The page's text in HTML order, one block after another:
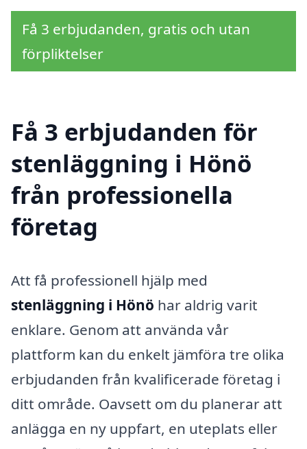
Få 3 erbjudanden, gratis och utan
förpliktelser
Få 3 erbjudanden för
stenläggning i Hönö
från professionella
företag
Att få professionell hjälp med
stenläggning i Hönö har aldrig varit
enklare. Genom att använda vår
plattform kan du enkelt jämföra tre olika
erbjudanden från kvalificerade företag i
ditt område. Oavsett om du planerar att
anlägga en ny uppfart, en uteplats eller